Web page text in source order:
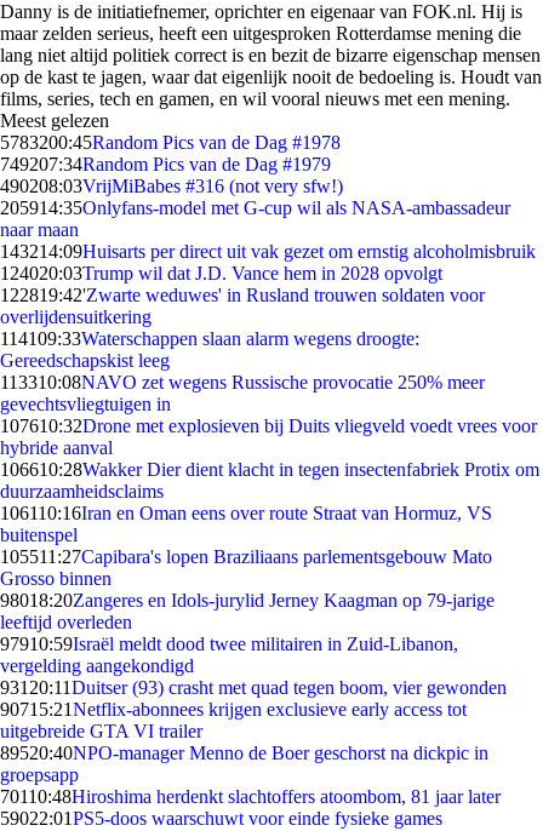
Danny is de initiatiefnemer, oprichter en eigenaar van FOK.nl. Hij is
maar zelden serieus, heeft een uitgesproken Rotterdamse mening die
lang niet altijd politiek correct is en bezit de bizarre eigenschap mensen
op de kast te jagen, waar dat eigenlijk nooit de bedoeling is. Houdt van
films, series, tech en gamen, en wil vooral nieuws met een mening.
Meest gelezen
5783200:45Random Pics van de Dag #1978
749207:34Random Pics van de Dag #1979
490208:03VrijMiBabes #316 (not very sfw!)
205914:35Onlyfans-model met G-cup wil als NASA-ambassadeur
naar maan
143214:09Huisarts per direct uit vak gezet om ernstig alcoholmisbruik
124020:03Trump wil dat J.D. Vance hem in 2028 opvolgt
122819:42'Zwarte weduwes' in Rusland trouwen soldaten voor
overlijdensuitkering
114109:33Waterschappen slaan alarm wegens droogte:
Gereedschapskist leeg
113310:08NAVO zet wegens Russische provocatie 250% meer
gevechtsvliegtuigen in
107610:32Drone met explosieven bij Duits vliegveld voedt vrees voor
hybride aanval
106610:28Wakker Dier dient klacht in tegen insectenfabriek Protix om
duurzaamheidsclaims
106110:16Iran en Oman eens over route Straat van Hormuz, VS
buitenspel
105511:27Capibara's lopen Braziliaans parlementsgebouw Mato
Grosso binnen
98018:20Zangeres en Idols-jurylid Jerney Kaagman op 79-jarige
leeftijd overleden
97910:59Israël meldt dood twee militairen in Zuid-Libanon,
vergelding aangekondigd
931 20:11Duitser (93) crasht met quad tegen boom, vier gewonden
90715:21Netflix-abonnees krijgen exclusieve early access tot
uitgebreide GTA VI trailer
89520:40NPO-manager Menno de Boer geschorst na dickpic in
groepsapp
70110:48Hiroshima herdenkt slachtoffers atoombom, 81 jaar later
59022:01PS5-doos waarschuwt voor einde fysieke games